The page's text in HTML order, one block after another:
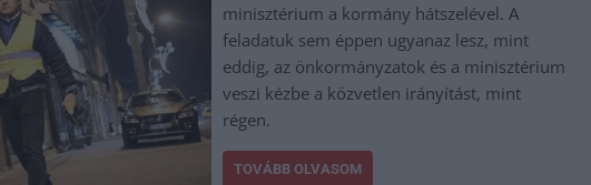
minisztérium a kormány hátszelével. A
feladatuk sem éppen ugyanaz lesz, mint
eddig, az önkormányzatok és a minisztérium
veszi kézbe a közvetlen irányítást, mint
régen.
TOVÁBB OLVASOM